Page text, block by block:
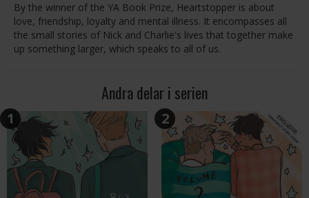
By the winner of the YA Book Prize, Heartstopper is about
love, friendship, loyalty and mental illness. It encompasses all
the small stories of Nick and Charlie's lives that together make
up something larger, which speaks to all of us.
Andra delar i serien
1 2